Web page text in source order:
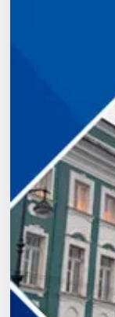
Города
Площадки
Артисты
Рейтинги